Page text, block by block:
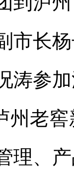
市长
涛参加
州老
理、